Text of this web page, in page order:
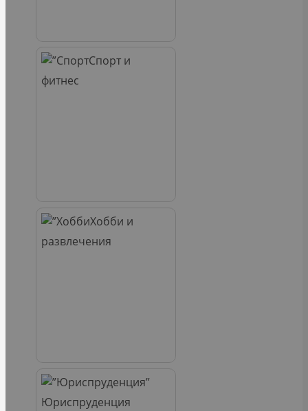
Спорт и
фитнес
Хобби и
развлечения
Юриспруденция